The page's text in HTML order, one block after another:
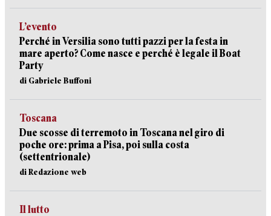
L’evento
Perché in Versilia sono tutti pazzi per la festa in
mare aperto? Come nasce e perché è legale il Boat
Party
di Gabriele Buffoni
Toscana
Due scosse di terremoto in Toscana nel giro di
poche ore: prima a Pisa, poi sulla costa
(settentrionale)
di Redazione web
Il lutto